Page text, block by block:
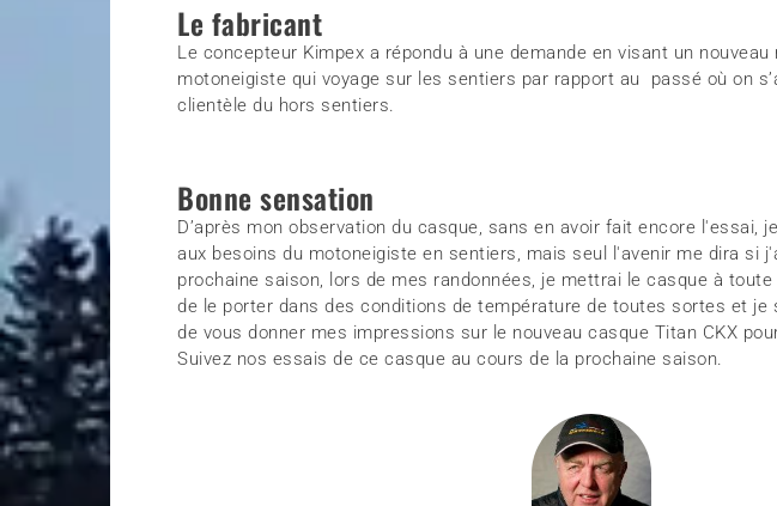
Le fabricant
Le concepteur Kimpex a répondu à une demande en visant un nouveau
motoneigiste qui voyage sur les sentiers par rapport au passé où on
clientèle du hors sentiers.
Bonne sensation
D’après mon observation du casque, sans en avoir fait encore l'essai,
aux besoins du motoneigiste en sentiers, mais seul l'avenir me dira si
prochaine saison, lors de mes randonnées, je mettrai le casque à toute
de le porter dans des conditions de température de toutes sortes et je
de vous donner mes impressions sur le nouveau casque Titan CKX
Suivez nos essais de ce casque au cours de la prochaine saison.